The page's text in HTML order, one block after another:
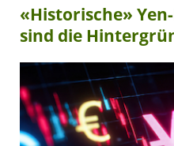
«Historische»
sind die